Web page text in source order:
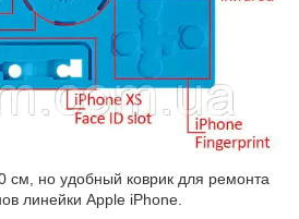
см, но удобный коврик для ремонта
линейки Apple iPhone.